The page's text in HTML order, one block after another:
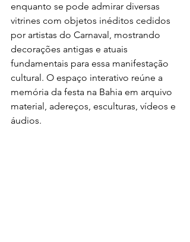
enquanto se pode admirar diversas
vitrines com objetos inéditos cedidos
por artistas do Carnaval, mostrando
decorações antigas e atuais
fundamentais para essa manifestação
cultural. O espaço interativo reúne a
memória da festa na Bahia em arquivo
material, adereços, esculturas, vídeos e
áudios.